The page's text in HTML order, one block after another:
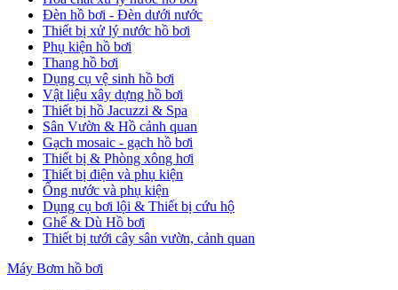
Đèn hồ bơi - Đèn dưới nước
Thiết bị xử lý nước hồ bơi
Phụ kiện hồ bơi
Thang hồ bơi
Dụng cụ vệ sinh hồ bơi
Vật liệu xây dựng hồ bơi
Thiết bị hồ Jacuzzi & Spa
Sân Vườn & Hồ cảnh quan
Gạch mosaic - gạch hồ bơi
Thiết bị & Phòng xông hơi
Thiết bị điện và phụ kiện
Ống nước và phụ kiện
Dụng cụ bơi lội & Thiết bị cứu hộ
Ghế & Dù Hồ bơi
Thiết bị tưới cây sân vườn, cảnh quan
Máy Bơm hồ bơi